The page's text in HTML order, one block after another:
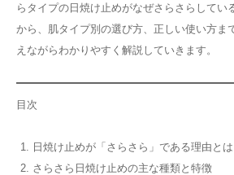
らタイプの日焼け止めがなぜさらさらしてい
から、肌タイプ別の選び方、正しい使い方ま
えながらわかりやすく解説していきます。
目次
日焼け止めが「さらさら」である理由とは
さらさら日焼け止めの主な種類と特徴